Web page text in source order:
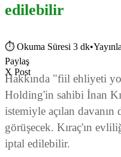
edilebilir
⏱ Okuma Süresi 3 dk•
Paylaş
X Post
Hakkında "fiil ehliyeti
Holding'in sahibi İnan
istemiyle açılan davanın
görüşecek. Kıraç'ın
iptal edilebilir.